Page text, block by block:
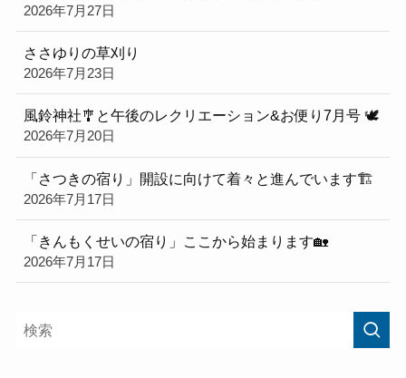
2026年7月27日
ささゆりの草刈り
2026年7月23日
風鈴神社🎐と午後のレクリエーション&お便り7月号 🕊
2026年7月20日
「さつきの宿り」開設に向けて着々と進んでいます🏗️
2026年7月17日
「きんもくせいの宿り」ここから始まります🏡
2026年7月17日